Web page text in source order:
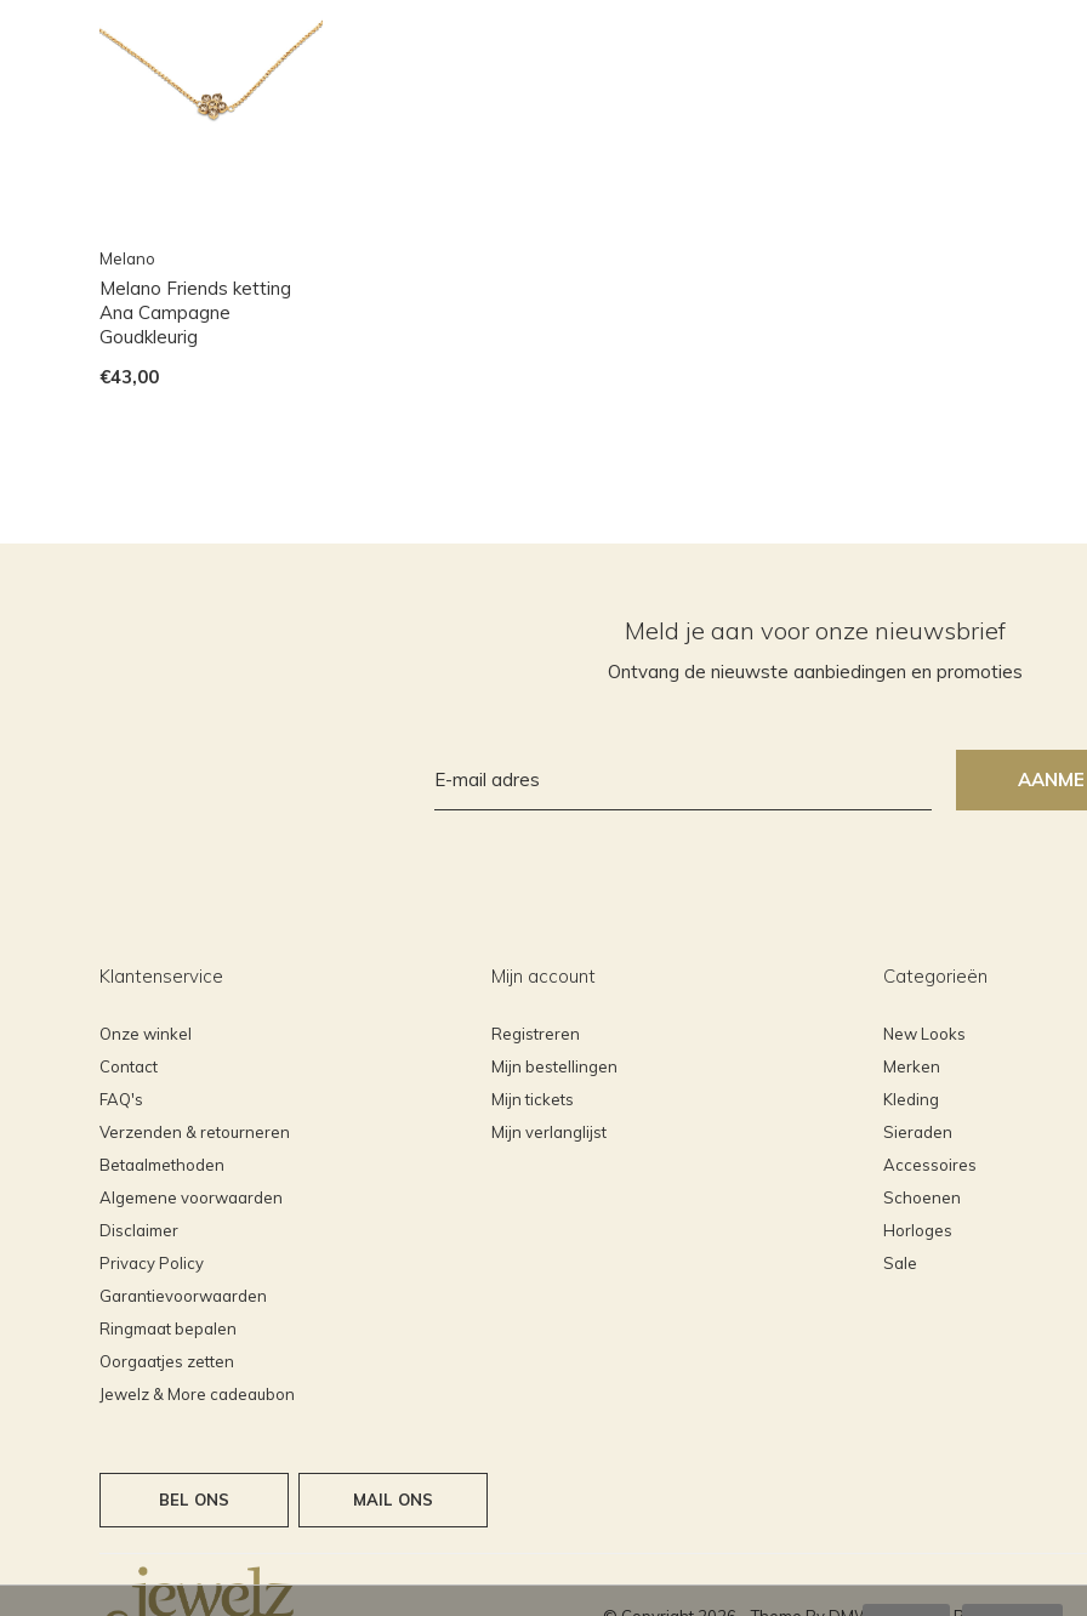
Melano
Melano Friends ketting
Ana Campagne
Goudkleurig
€43,00
Meld je aan voor onze nieuwsbrief
Ontvang de nieuwste aanbiedingen en promoties
Klantenservice
Onze winkel
Contact
FAQ's
Verzenden & retourneren
Betaalmethoden
Algemene voorwaarden
Disclaimer
Privacy Policy
Garantievoorwaarden
Ringmaat bepalen
Oorgaatjes zetten
Jewelz & More cadeaubon
Mijn account
Registreren
Mijn bestellingen
Mijn tickets
Mijn verlanglijst
Categorieën
New Looks
Merken
Kleding
Sieraden
Accessoires
Schoenen
Horloges
Sale
BEL ONS MAIL ONS